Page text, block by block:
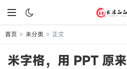
首页 > 未分类 > 正文
米字格，用 PPT 原